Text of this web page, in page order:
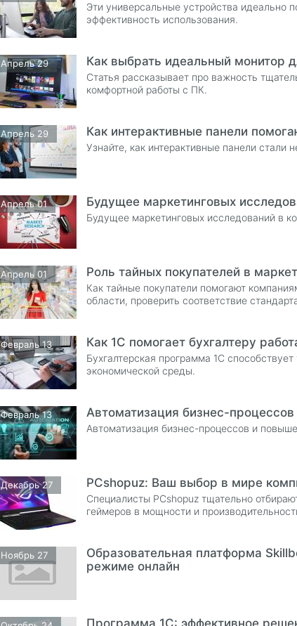
Эти универсальные устройства идеально
эффективность использования.
Апрель 29 Как выбрать идеальный монитор
Статья рассказывает про важность
комфортной работы с ПК.
Апрель 29 Как интерактивные панели
Узнайте, как интерактивные панели
Апрель 01 Будущее маркетинговых
Будущее маркетинговых исследований в
Апрель 01 Роль тайных покупателей в
Как тайные покупатели помогают
области, проверить соответствие
Февраль 13 Как 1С помогает бухгалтеру
Бухгалтерская программа 1C
экономической среды.
Февраль 13 Автоматизация бизнес-
Автоматизация бизнес-процессов и
Декабрь 27 PCshopuz: Ваш выбор в мире
Специалисты PСshopuz тщательно
геймеров в мощности и
Ноябрь 27
Образовательная платформа
режиме онлайн